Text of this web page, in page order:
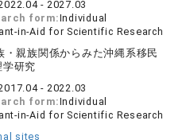
- 2027.03
form:Individual
in-Aid for Scientific Research
・親族関係からみた沖縄系移民
研究
- 2022.03
form:Individual
in-Aid for Scientific Research
sites